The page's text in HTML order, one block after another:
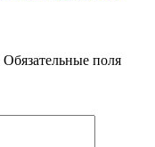
Обязательные поля